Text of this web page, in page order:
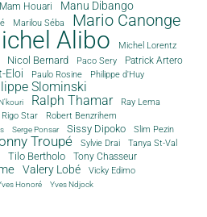
Mam Houari Manu Dibango
Marilou Séba Mario Canonge
Alibo Michel Lorentz
Nicol Bernard Paco Sery
Patrick Artero
Eloi Paulo Rosine
Philippe d'Huy
Slominski
Ralph Thamar
Ray Lema
Rigo Star Robert Benzrihem
Serge Ponsar Sissy Dipoko Slim Pezin
Troupé Sylvie Drai Tanya St-Val
Tilo Bertholo Tony Chasseur
Valery Lobé Vicky Edimo
Honoré Yves Ndjock